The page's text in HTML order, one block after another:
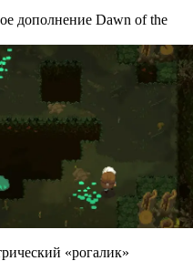
дополнение Dawn of the
«рогалик»